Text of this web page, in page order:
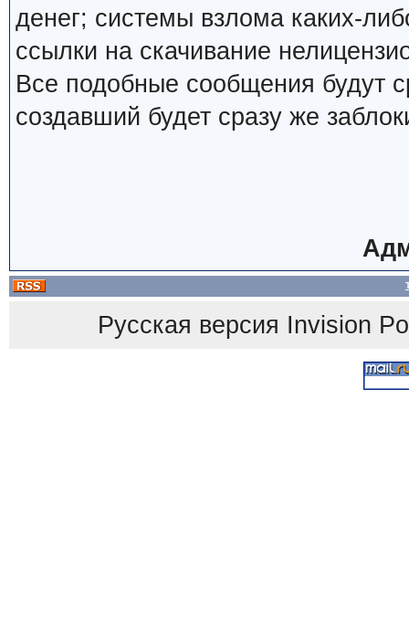
денег; системы взлома каких-
ссылки на скачивание
Все подобные сообщения будут
создавший будет сразу же
Русская версия Invision